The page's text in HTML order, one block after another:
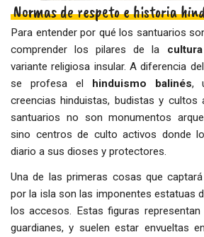
Normas de respeto e historia
Para entender por qué los santuarios
comprender los pilares de la
variante religiosa insular. A diferencia
se profesa el hinduismo balinés,
creencias hinduistas, budistas y cultos
santuarios no son monumentos
sino centros de culto activos donde
diario a sus dioses y protectores.
Una de las primeras cosas que
por la isla son las imponentes estatuas
los accesos. Estas figuras
guardianes, y suelen estar envueltas